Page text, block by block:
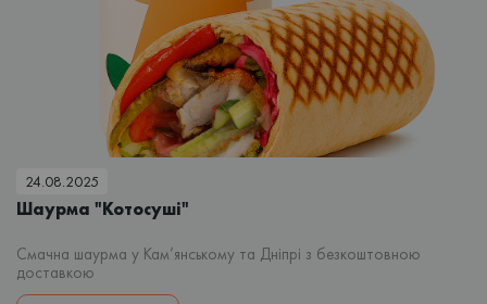
24.08.2025
Шаурма "Котосуші"
Смачна шаурма у Кам’янському та Дніпрі з безкоштовною
доставкою